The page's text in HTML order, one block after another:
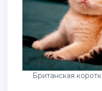
Британская